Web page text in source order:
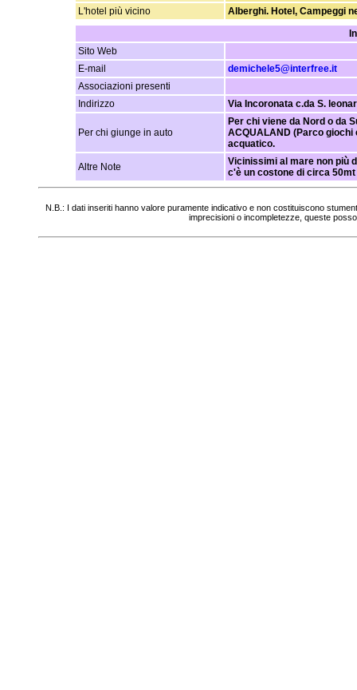
L'hotel più vicino
Alberghi. Hotel, Campeggi
Sito Web
E-mail
demichele5@interfree.it
Associazioni presenti
Indirizzo
Via Incoronata c.da S.
Per chi giunge in auto
Per chi viene da Nord o da
ACQUALAND (Parco
acquatico.
Altre Note
Vicinissimi al mare non più
c'è un costone di circa
N.B.: I dati inseriti hanno valore puramente indicativo e non costituiscono
imprecisioni o incompletezze, queste